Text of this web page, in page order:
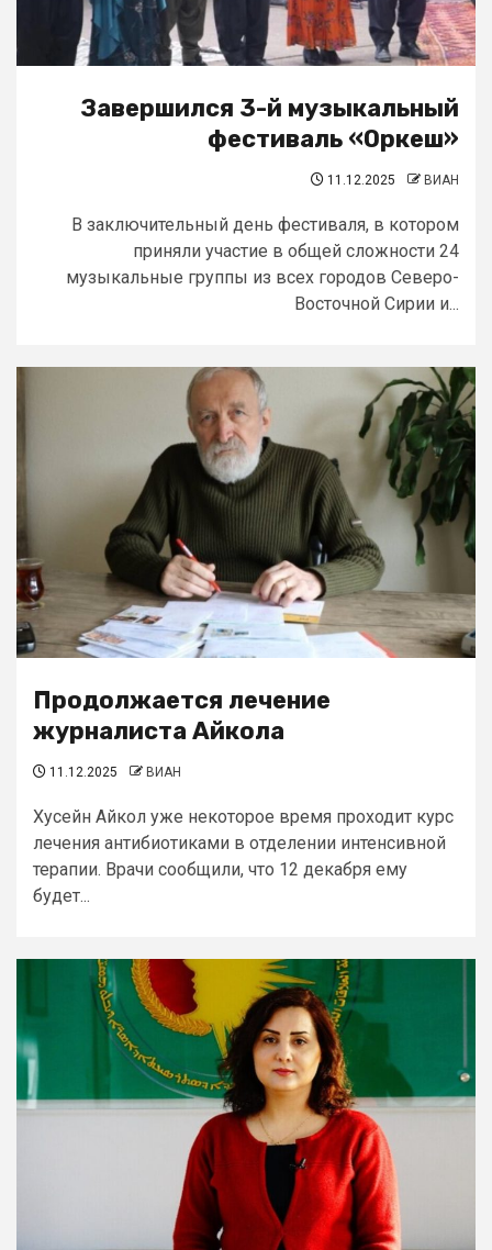
Завершился 3-й музыкальный
фестиваль «Оркеш»
11.12.2025 ВИАН
В заключительный день фестиваля, в котором
приняли участие в общей сложности 24
музыкальные группы из всех городов Северо-
Восточной Сирии и...
Продолжается лечение
журналиста Айкола
11.12.2025 ВИАН
Хусейн Айкол уже некоторое время проходит курс
лечения антибиотиками в отделении интенсивной
терапии. Врачи сообщили, что 12 декабря ему
будет...